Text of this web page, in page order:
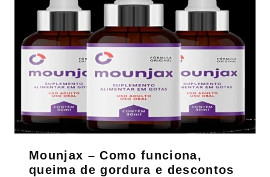
Mounjax – Como funciona,
queima de gordura e descontos